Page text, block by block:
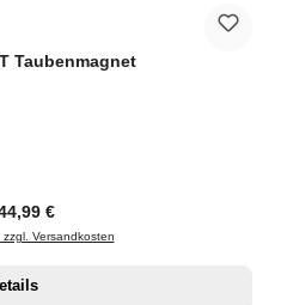
Taubenmagnet
Preis:
€
Versandkosten